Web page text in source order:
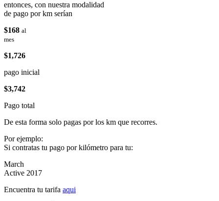
entonces, con nuestra modalidad
de pago por km serían
$168 al
mes
$1,726
pago inicial
$3,742
Pago total
De esta forma solo pagas por los km que recorres.
Por ejemplo:
Si contratas tu pago por kilómetro para tu:
March
Active 2017
Encuentra tu tarifa aqui